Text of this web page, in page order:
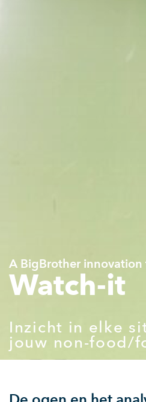
A BigBrother
Watch-it
Inzicht in elke
jouw non-food/